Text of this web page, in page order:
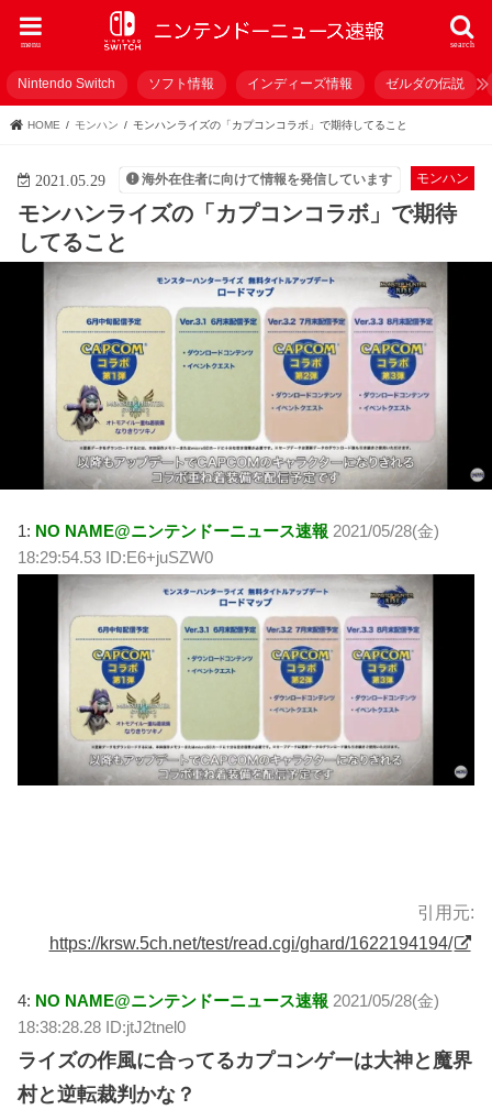
search
menu
Nintendo Switch ソフト情報 インディーズ情報 ゼルダの伝説
HOME モンハン モンハンライズの「カプコンコラボ」で期待してること
モンハン
2021.05.29 海外在住者に向けて情報を発信しています
モンハンライズの「カプコンコラボ」で期待
してること
1: NO NAME@ニンテンドーニュース速報 2021/05/28(金)
18:29:54.53 ID:E6+juSZW0
引用元:
https://krsw.5ch.net/test/read.cgi/ghard/1622194194/
4: NO NAME@ニンテンドーニュース速報 2021/05/28(金)
18:38:28.28 ID:jtJ2tnel0
ライズの作風に合ってるカプコンゲーは大神と魔界
村と逆転裁判かな？